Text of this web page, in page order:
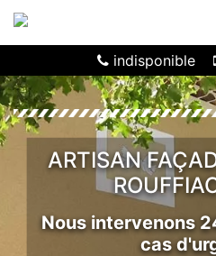
indisponible
ARTISAN
Nous intervenons
cas